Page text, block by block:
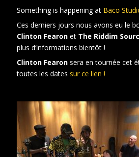
Something is happening at Baco
Ces derniers jours nous avons eu le
Clinton Fearon et The Riddim
plus d’informations bientôt !
Clinton Fearon sera en tournée cet
toutes les datessur ce lien !